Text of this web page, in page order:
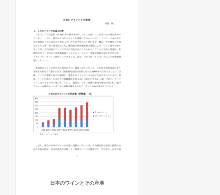
日本のワインとその産地